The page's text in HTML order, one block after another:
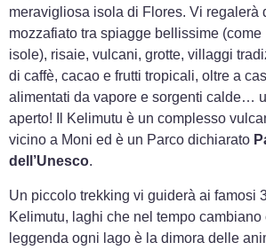
meravigliosa isola di Flores. Vi regalerà
mozzafiato tra spiagge bellissime (come
isole), risaie, vulcani, grotte, villaggi
di caffè, cacao e frutti tropicali, oltre a
alimentati da vapore e sorgenti calde…
aperto! Il Kelimutu è un complesso
vicino a Moni ed è un Parco dichiarato
dell’Unesco.
Un piccolo trekking vi guiderà ai famosi
Kelimutu, laghi che nel tempo
leggenda ogni lago è la dimora delle